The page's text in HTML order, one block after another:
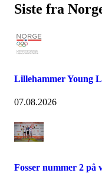
Siste fra
Lillehammer Young
07.08.2026
Fosser nummer 2 på